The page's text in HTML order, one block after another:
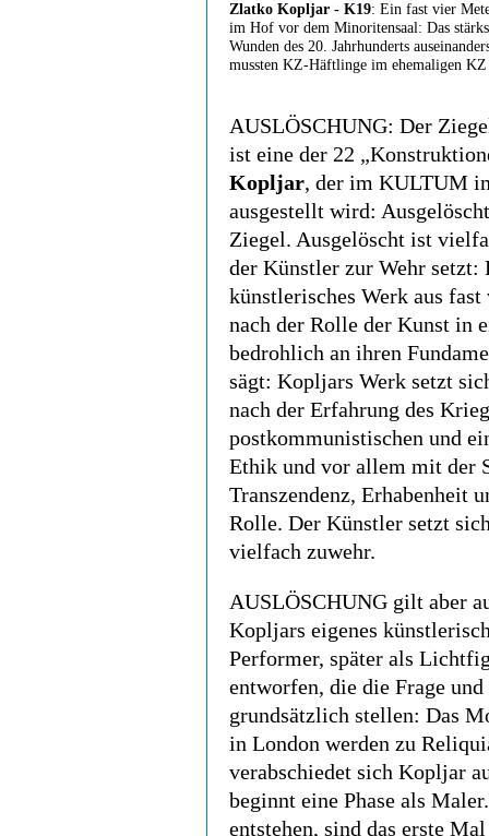
Zlatko Kopljar - K19: Ein fast vier
im Hof vor dem Minoritensaal: Das
Wunden des 20. Jahrhunderts
mussten KZ-Häftlinge im ehemaligen KZ
AUSLÖSCHUNG: Der
ist eine der 22
Kopljar, der im KULTUM
ausgestellt wird:
Ziegel. Ausgelöscht ist
der Künstler zur Wehr setzt:
künstlerisches Werk aus
nach der Rolle der Kunst in
bedrohlich an ihren
sägt: Kopljars Werk setzt
nach der Erfahrung des
postkommunistischen und
Ethik und vor allem mit der
Transzendenz, Erhabenheit
Rolle. Der Künstler setzt
vielfach zuwehr.
AUSLÖSCHUNG gilt aber
Kopljars eigenes
Performer, später als
entworfen, die die Frage
grundsätzlich stellen: Das
in London werden zu
verabschiedet sich Kopljar
beginnt eine Phase als
entstehen, sind das erste